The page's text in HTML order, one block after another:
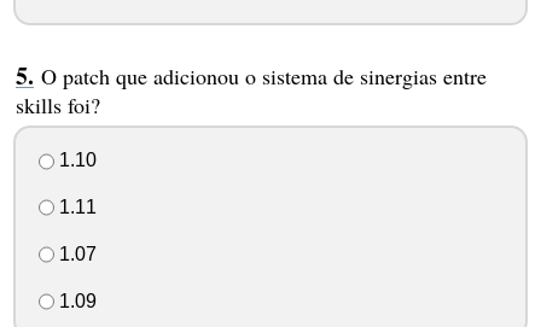
O patch que adicionou o sistema de sinergias entre
skills foi?
1.10
1.11
1.07
1.09